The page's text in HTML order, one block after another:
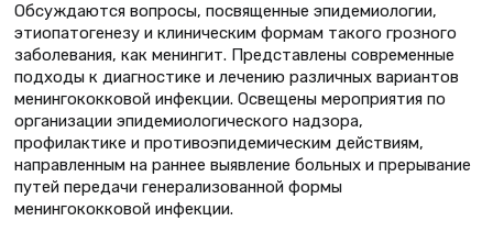
Обсуждаются вопросы, посвященные эпидемиологии,
этиопатогенезу и клиническим формам такого грозного
заболевания, как менингит. Представлены современные
подходы к диагностике и лечению различных вариантов
менингококковой инфекции. Освещены мероприятия по
организации эпидемиологического надзора,
профилактике и противоэпидемическим действиям,
направленным на раннее выявление больных и прерывание
путей передачи генерализованной формы
менингококковой инфекции.